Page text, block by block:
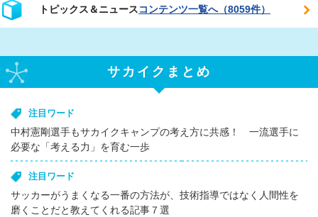
トピックス＆ニュースコンテンツ一覧へ（8059件）
サカイクまとめ
注目ワード
中村憲剛選手もサカイクキャンプの考え方に共感！ 一流選手に
必要な「考える力」を育む一歩
注目ワード
サッカーがうまくなる一番の方法が、技術指導ではなく人間性を
磨くことだと教えてくれる記事７選